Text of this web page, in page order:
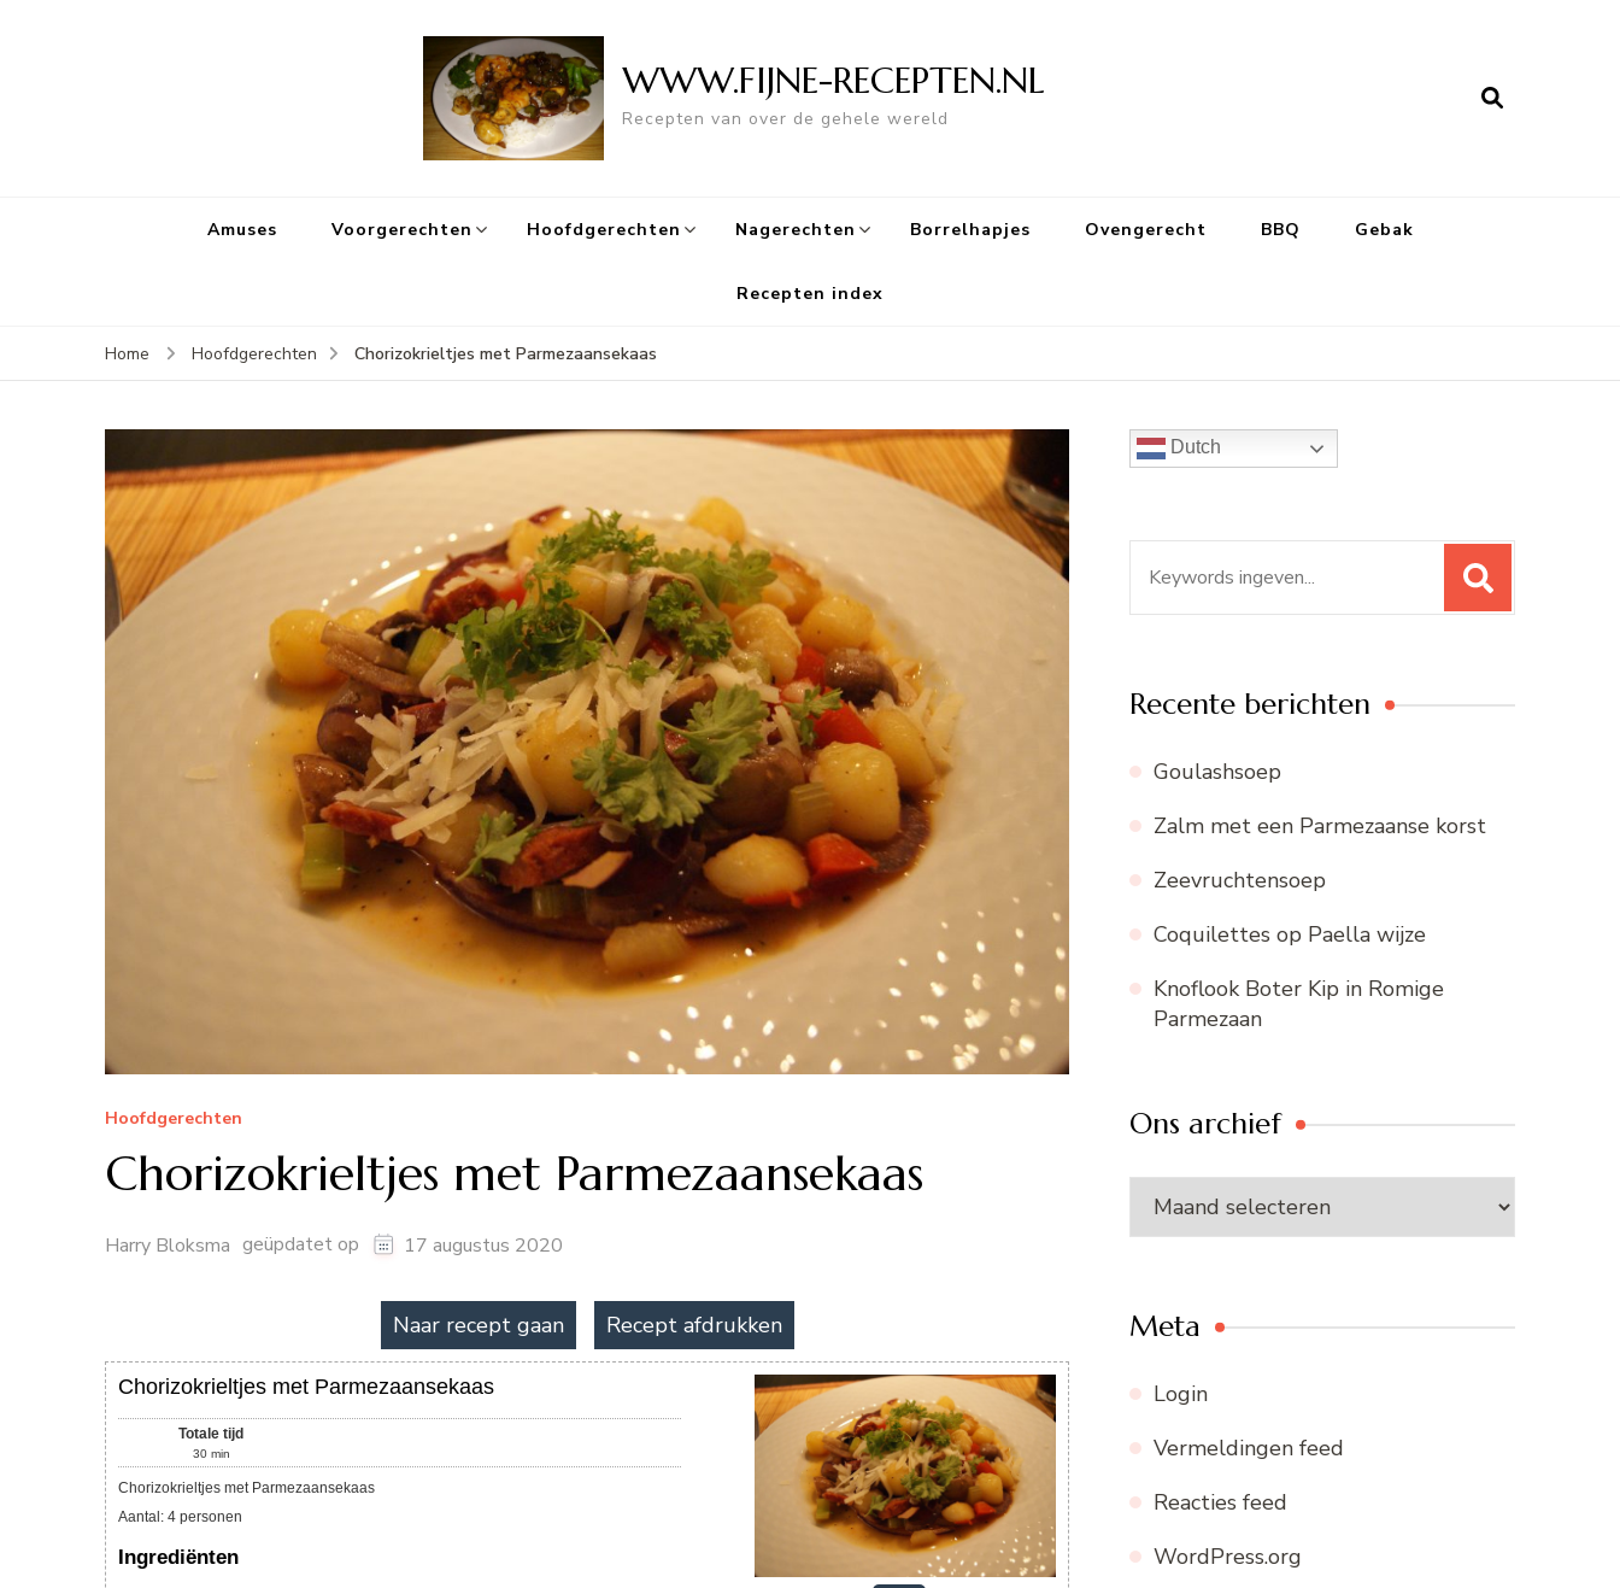
WWW.FIJNE-RECEPTEN.NL
Recepten van over de gehele wereld
Amuses Voorgerechten Hoofdgerechten Nagerechten Borrelhapjes Ovengerecht BBQ Gebak
Recepten index
Home Hoofdgerechten Chorizokrieltjes met Parmezaansekaas
Hoofdgerechten
Chorizokrieltjes met Parmezaansekaas
Harry Bloksma geüpdatet op 17 augustus 2020
Naar recept gaan Recept afdrukken
Chorizokrieltjes met Parmezaansekaas
Totale tijd
30 min
Chorizokrieltjes met Parmezaansekaas
Aantal : 4 personen
Ingrediënten
Dutch
naar:
Recente berichten
Goulashsoep
Zalm met een Parmezaanse korst
Zeevruchtensoep
Coquilettes op Paella wijze
Knoflook Boter Kip in Romige
Parmezaan
Ons archief
Ons
archief
Meta
Login
Vermeldingen feed
Reacties feed
WordPress.org